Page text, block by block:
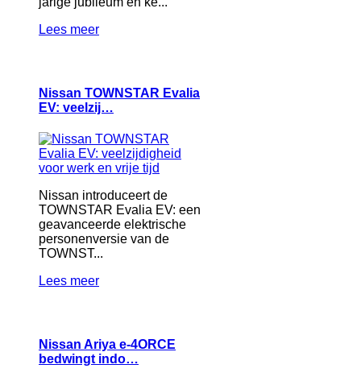
Lees meer
Nissan TOWNSTAR Evalia
EV: veelzij…
Nissan introduceert de
TOWNSTAR Evalia EV: een
geavanceerde elektrische
personenversie van de
TOWNST...
Lees meer
Nissan Ariya e-4ORCE
bedwingt indo…